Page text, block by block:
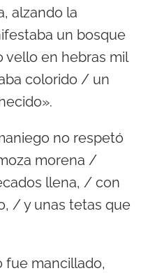
alzando la
un bosque
en hebras mil
colorido / un
no respetó
morena /
llena, / con
/ y unas tetas que
fue mancillado,